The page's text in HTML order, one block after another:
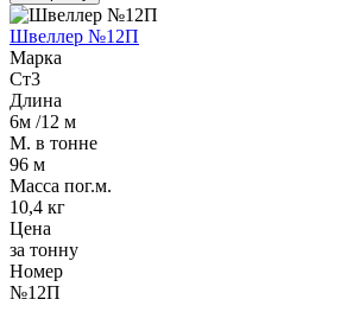
Швеллер №12П
Марка
Ст3
Длина
6м /12 м
М. в тонне
96 м
Масса пог.м.
10,4 кг
Цена
за тонну
Номер
№12П